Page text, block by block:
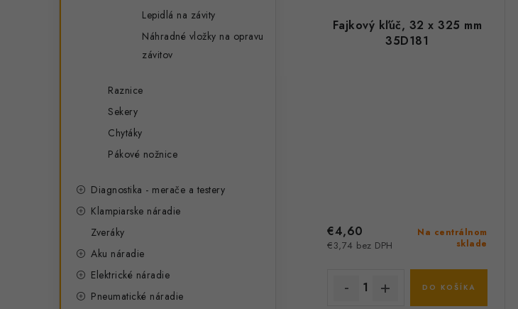
Lepidlá na závity
Náhradné vložky na opravu
závitov
Raznice
Sekery
Chytáky
Pákové nožnice
Diagnostika - merače a testery
Klampiarske náradie
Zveráky
Aku náradie
Elektrické náradie
Pneumatické náradie
Fajkový kľúč, 32 x 325 mm
35D181
Na centrálnom
sklade
€3,74 bez DPH
€4,60
DO KOŠÍKA